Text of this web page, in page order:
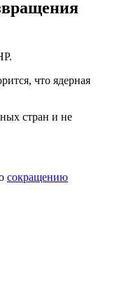
что ядерная
стран и не
сокращению